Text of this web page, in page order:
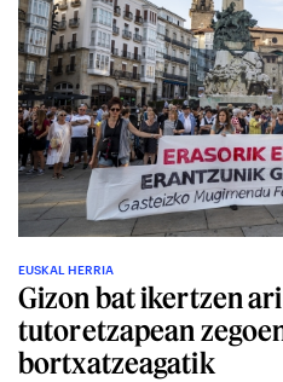
EUSKAL HERRIA
Gizon bat ikertzen
tutoretzapean
bortxatzeagatik